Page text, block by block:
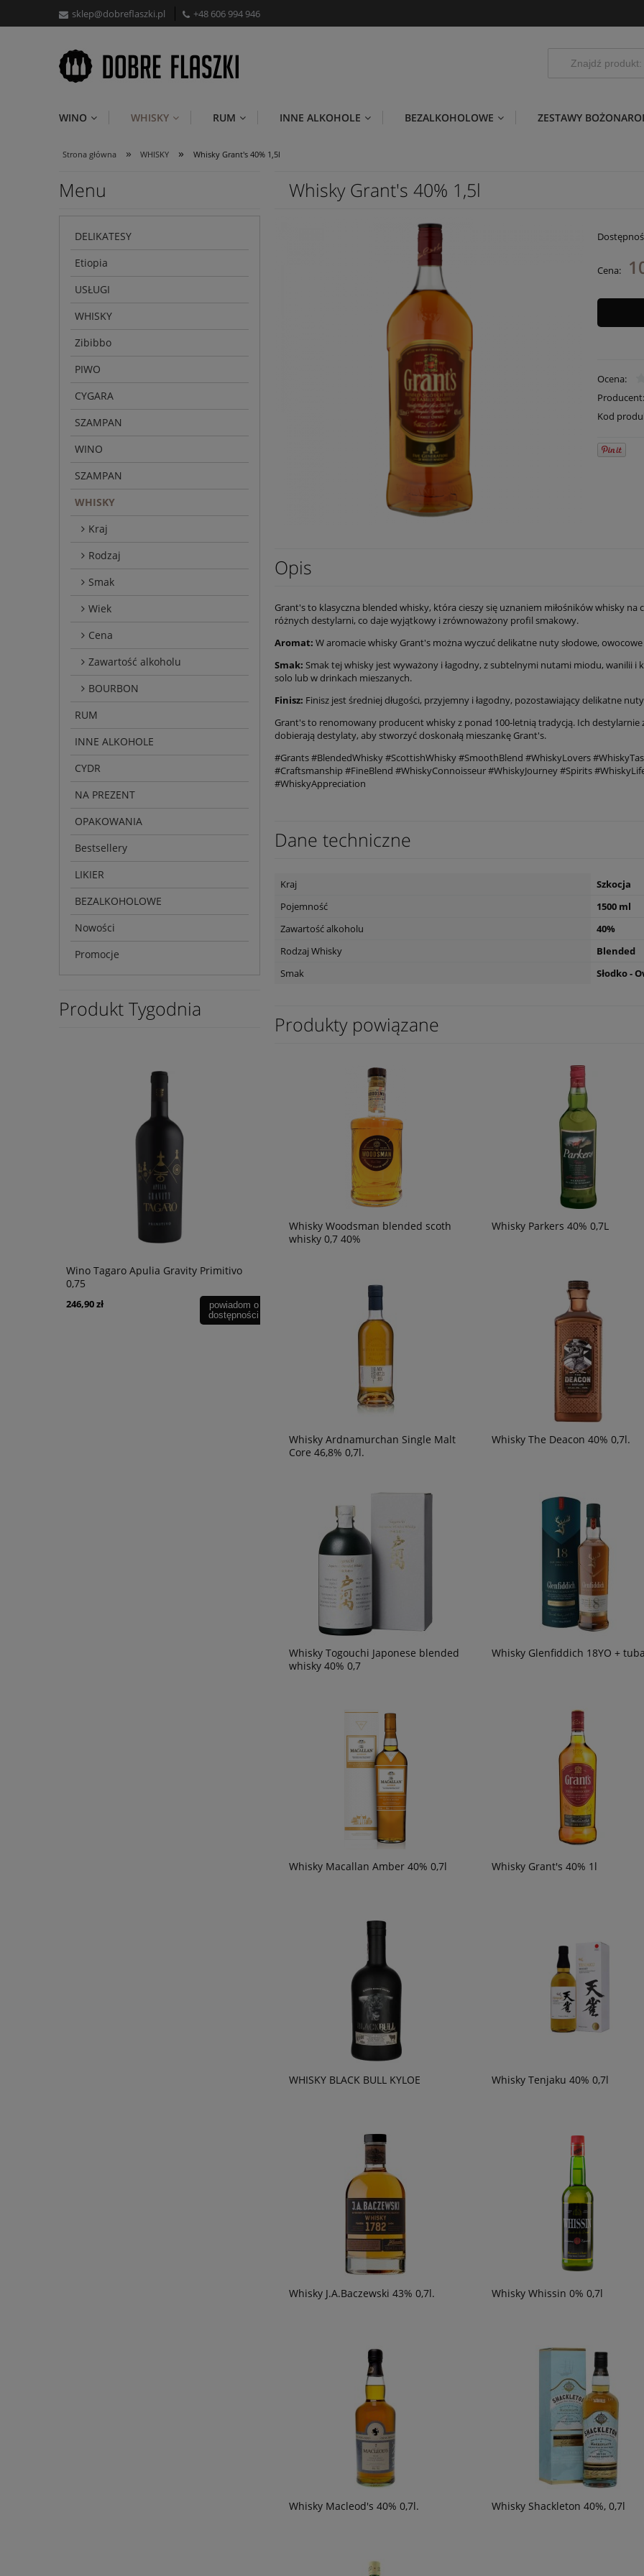
sklep@dobreflaszki.pl +48 606 994 946
WINO WHISKY RUM INNE ALKOHOLE BEZALKOHOLOWE ZESTAWY
Strona główna » WHISKY » Whisky Grant's 40% 1,5l
Menu
DELIKATESY
Etiopia
USŁUGI
WHISKY
Zibibbo
PIWO
CYGARA
SZAMPAN
WINO
SZAMPAN
WHISKY
Kraj
Rodzaj
Smak
Wiek
Cena
Zawartość alkoholu
BOURBON
RUM
INNE ALKOHOLE
CYDR
NA PREZENT
OPAKOWANIA
Bestsellery
LIKIER
BEZALKOHOLOWE
Nowości
Promocje
Produkt Tygodnia
Wino Tagaro Apulia Gravity Primitivo
0,75
246,90 zł
powiadom o
dostępności
Whisky Grant's 40% 1,5l
Cena:
Ocena:
Producent:
Kod
Opis
Grant's to klasyczna blended whisky, która cieszy się uznaniem miłośników whisky
różnych destylarni, co daje wyjątkowy i zrównoważony profil smakowy.
Aromat: W aromacie whisky Grant's można wyczuć delikatne nuty słodowe,
Smak: Smak tej whisky jest wyważony i łagodny, z subtelnymi nutami miodu, wanilii i
solo lub w drinkach mieszanych.
Finisz: Finisz jest średniej długości, przyjemny i łagodny, pozostawiający delikatne
Grant's to renomowany producent whisky z ponad 100-letnią tradycją. Ich destylarnie
dobierają destylaty, aby stworzyć doskonałą mieszankę Grant's.
#Grants #BlendedWhisky #ScottishWhisky #SmoothBlend #WhiskyLovers
#Craftsmanship #FineBlend #WhiskyConnoisseur #WhiskyJourney #Spirits
#WhiskyAppreciation
Dane techniczne
Kraj
Szkocja
Pojemność
1500 ml
Zawartość alkoholu
40%
Rodzaj Whisky
Blended
Smak
Słodko -
Produkty powiązane
Whisky Woodsman blended scoth
whisky 0,7 40%
Whisky Parkers 40% 0,7L
Whisky Ardnamurchan Single Malt
Core 46,8% 0,7l.
Whisky The Deacon 40% 0,7l.
Whisky Togouchi Japonese blended
whisky 40% 0,7
Whisky Glenfiddich 18YO + tuba
Whisky Macallan Amber 40% 0,7l Whisky Grant's 40% 1l
WHISKY BLACK BULL KYLOE Whisky Tenjaku 40% 0,7l
Whisky J.A.Baczewski 43% 0,7l. Whisky Whissin 0% 0,7l
Whisky Macleod's 40% 0,7l. Whisky Shackleton 40%, 0,7l